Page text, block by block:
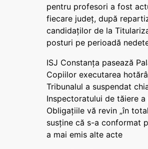
pentru profesori a fost
fiecare județ, după
candidaților de la
posturi pe perioadă
ISJ Constanța pasează
Copiilor executarea
Tribunalul a suspendat
Inspectoratului de tăiere
Obligațiile vă revin „în
susține că s-a conformat
a mai emis alte acte